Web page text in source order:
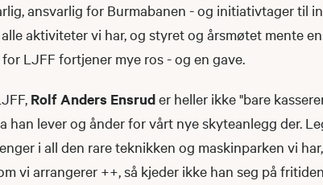
ansvarlig for Burmabanen - og initiativtager til
aktiviteter vi har, og styret og årsmøtet mente
LJFF fortjener mye ros - og en gave.
Rolf Anders Ensruder heller ikke "bare
han lever og ånder for vårt nye skyteanlegg der.
i all den rare teknikken og maskinparken vi
vi arrangerer ++, så kjeder ikke han seg på